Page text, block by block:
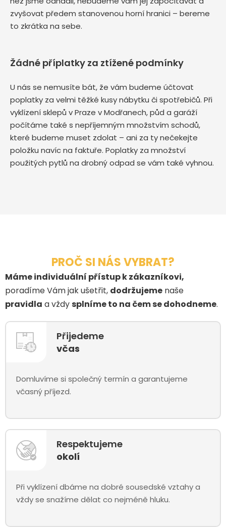
zvyšovat předem stanovenou horní hranici – bereme
to zkrátka na sebe.
Žádné příplatky za ztížené podmínky
U nás se nemusíte bát, že vám budeme účtovat
poplatky za velmi těžké kusy nábytku či spotřebičů. Při
vyklízení sklepů v Praze v Modřanech, půd a garáží
počítáme také s nepříjemným množstvím schodů,
které budeme muset zdolat – ani za ty nečekejte
položku navíc na faktuře. Poplatky za množství
použitých pytlů na drobný odpad se vám také vyhnou.
PROČ SI NÁS VYBRAT?
Máme individuální přístup k zákazníkovi,
poradíme Vám jak ušetřit, dodržujeme naše
pravidla a vždy splníme to na čem se dohodneme.
Přijedeme
včas
Domluvíme si společný termín a garantujeme
včasný příjezd.
Respektujeme
okolí
Při vyklízení dbáme na dobré sousedské vztahy a
vždy se snažíme dělat co nejméně hluku.